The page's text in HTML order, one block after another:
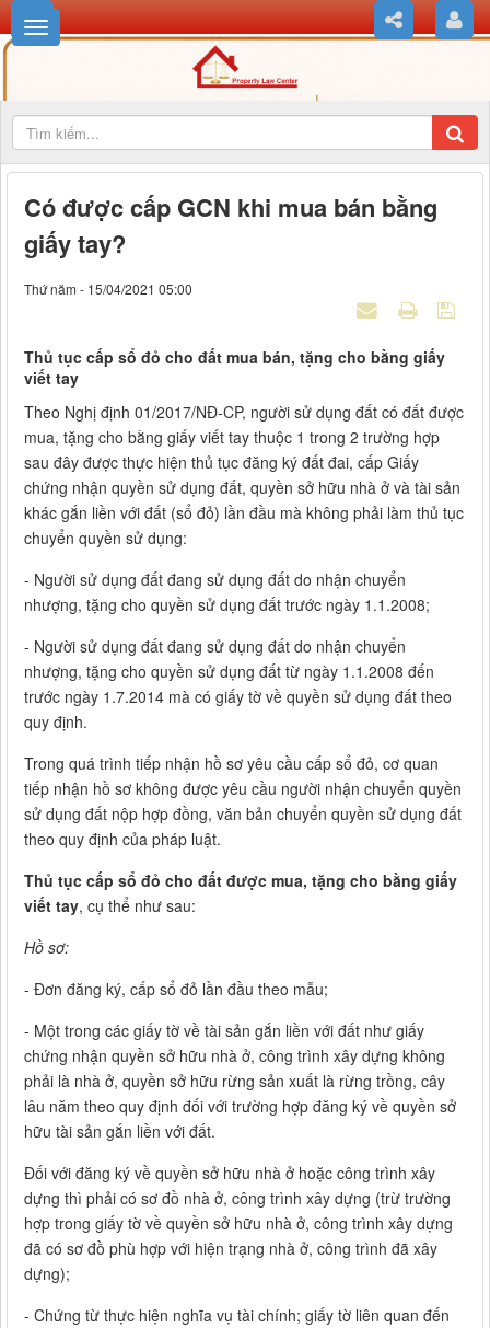
Có được cấp GCN khi mua bán bằng
giấy tay?
Thứ năm - 15/04/2021 05:00
Thủ tục cấp sổ đỏ cho đất mua bán, tặng cho bằng giấy
viết tay
Theo Nghị định 01/2017/NĐ-CP, người sử dụng đất có đất được
mua, tặng cho bằng giấy viết tay thuộc 1 trong 2 trường hợp
sau đây được thực hiện thủ tục đăng ký đất đai, cấp Giấy
chứng nhận quyền sử dụng đất, quyền sở hữu nhà ở và tài sản
khác gắn liền với đất (sổ đỏ) lần đầu mà không phải làm thủ tục
chuyển quyền sử dụng:
- Người sử dụng đất đang sử dụng đất do nhận chuyển
nhượng, tặng cho quyền sử dụng đất trước ngày 1.1.2008;
- Người sử dụng đất đang sử dụng đất do nhận chuyển
nhượng, tặng cho quyền sử dụng đất từ ngày 1.1.2008 đến
trước ngày 1.7.2014 mà có giấy tờ về quyền sử dụng đất theo
quy định.
Trong quá trình tiếp nhận hồ sơ yêu cầu cấp sổ đỏ, cơ quan
tiếp nhận hồ sơ không được yêu cầu người nhận chuyển quyền
sử dụng đất nộp hợp đồng, văn bản chuyển quyền sử dụng đất
theo quy định của pháp luật.
Thủ tục cấp sổ đỏ cho đất được mua, tặng cho bằng giấy
viết tay, cụ thể như sau:
Hồ sơ:
- Đơn đăng ký, cấp sổ đỏ lần đầu theo mẫu;
- Một trong các giấy tờ về tài sản gắn liền với đất như giấy
chứng nhận quyền sở hữu nhà ở, công trình xây dựng không
phải là nhà ở, quyền sở hữu rừng sản xuất là rừng trồng, cây
lâu năm theo quy định đối với trường hợp đăng ký về quyền sở
hữu tài sản gắn liền với đất.
Đối với đăng ký về quyền sở hữu nhà ở hoặc công trình xây
dựng thì phải có sơ đồ nhà ở, công trình xây dựng (trừ trường
hợp trong giấy tờ về quyền sở hữu nhà ở, công trình xây dựng
đã có sơ đồ phù hợp với hiện trạng nhà ở, công trình đã xây
dựng);
- Chứng từ thực hiện nghĩa vụ tài chính; giấy tờ liên quan đến